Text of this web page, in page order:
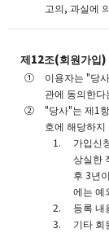
고의, 과실에
제12조(회원가입)
이용자는 "당
관에 동의한
"당사"는 제1
호에 해당하
가입신
상실한
후 3년
에는 예
등록 내
기타 회